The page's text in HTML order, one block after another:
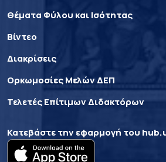
Θέματα Φύλου και Ισότητας
Βίντεο
Διακρίσεις
Ορκωμοσίες Μελών ΔΕΠ
Τελετές Επίτιμων Διδακτόρων
Κατεβάστε την εφαρμογή του